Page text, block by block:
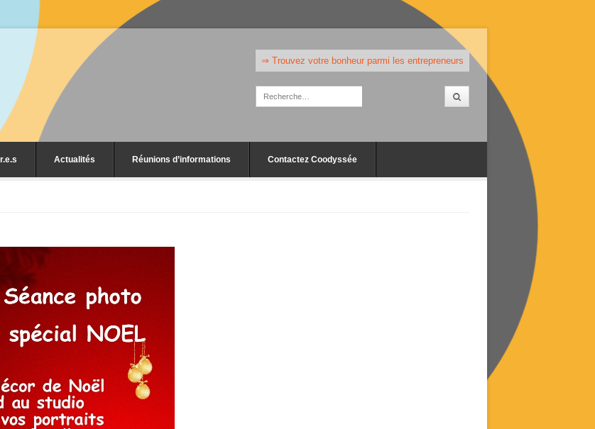
⇒ Trouvez votre bonheur parmi les entrepreneurs
Actualités Réunions d’informations Contactez Coodyssée